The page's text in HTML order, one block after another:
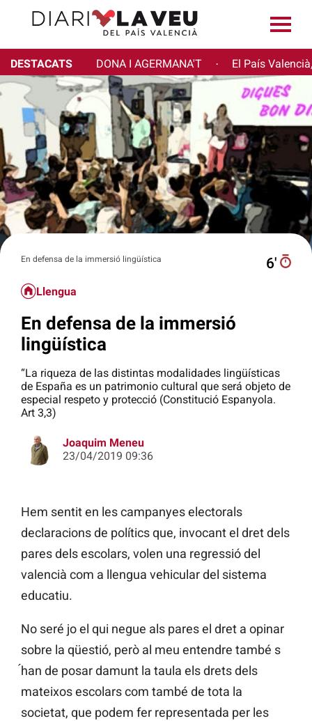
DESTACATS DONA I AGERMANA'T · El País
En defensa de la immersió lingüística 6′
Llengua
En defensa de la immersió
lingüística
“La riqueza de las distintas modalidades lingüísticas
de España es un patrimonio cultural que será objeto de
especial respeto y protecció (Constitució Espanyola.
Art 3,3)
Joaquim Meneu
23/04/2019 09:36
Hem sentit en les campanyes electorals
declaracions de polítics que, invocant el dret dels
pares dels escolars, volen una regressió del
valencià com a llengua vehicular del sistema
educatiu.
No seré jo el qui negue als pares el dret a opinar
sobre la qüestió, però al meu entendre també s
́han de posar damunt la taula els drets dels
mateixos escolars com també de tota la
societat, que podem fer representada per les